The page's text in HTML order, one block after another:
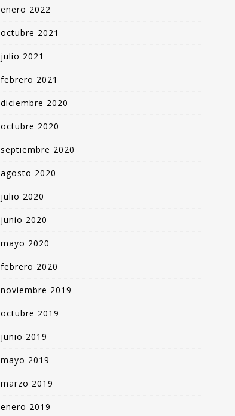
enero 2022
octubre 2021
julio 2021
febrero 2021
diciembre 2020
octubre 2020
septiembre 2020
agosto 2020
julio 2020
junio 2020
mayo 2020
febrero 2020
noviembre 2019
octubre 2019
junio 2019
mayo 2019
marzo 2019
enero 2019